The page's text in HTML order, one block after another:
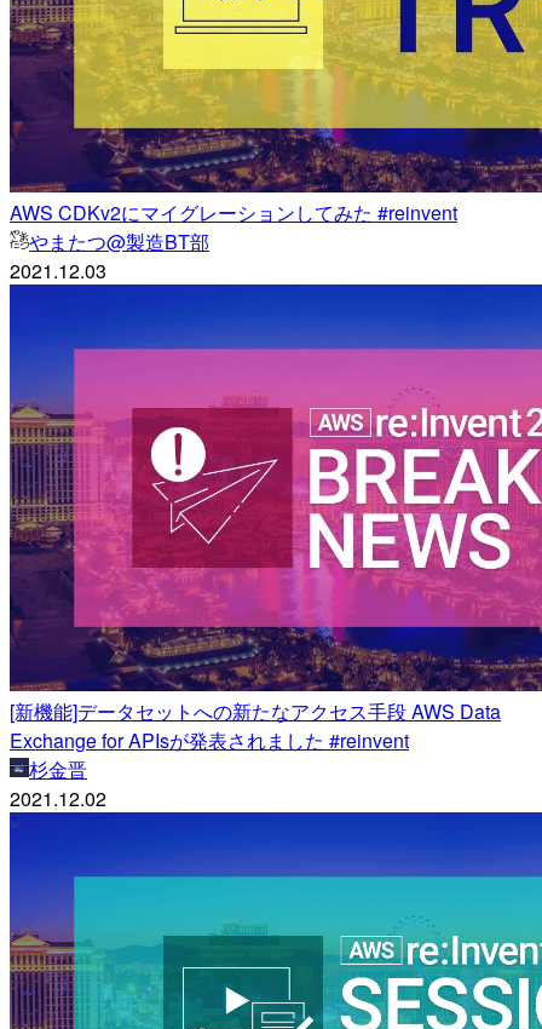
AWS CDKv2にマイグレーションしてみた #reinvent
やまたつ@製造BT部
2021.12.03
[新機能]データセットへの新たなアクセス手段 AWS Data
Exchange for APIsが発表されました #reinvent
杉金晋
2021.12.02